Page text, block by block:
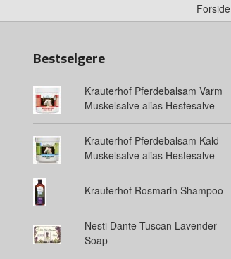
Forside
Bestselgere
Krauterhof Pferdebalsam Varm
Muskelsalve alias Hestesalve
Krauterhof Pferdebalsam Kald
Muskelsalve alias Hestesalve
Krauterhof Rosmarin Shampoo
Nesti Dante Tuscan Lavender
Soap